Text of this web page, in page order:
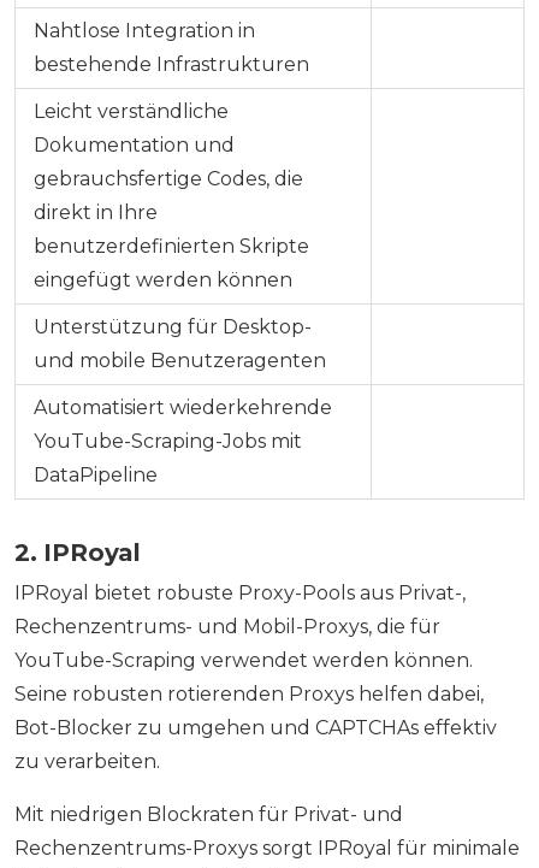
Nahtlose Integration in
bestehende Infrastrukturen
Leicht verständliche
Dokumentation und
gebrauchsfertige Codes, die
direkt in Ihre
benutzerdefinierten Skripte
eingefügt werden können
Unterstützung für Desktop-
und mobile Benutzeragenten
Automatisiert wiederkehrende
YouTube-Scraping-Jobs mit
DataPipeline
2. IPRoyal
IPRoyal bietet robuste Proxy-Pools aus Privat-,
Rechenzentrums- und Mobil-Proxys, die für
YouTube-Scraping verwendet werden können.
Seine robusten rotierenden Proxys helfen dabei,
Bot-Blocker zu umgehen und CAPTCHAs effektiv
zu verarbeiten.
Mit niedrigen Blockraten für Privat- und
Rechenzentrums-Proxys sorgt IPRoyal für minimale